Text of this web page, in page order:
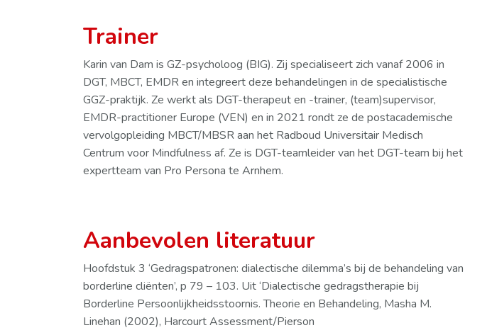
Trainer
Karin van Dam is GZ-psycholoog (BIG). Zij specialiseert zich vanaf 2006 in
DGT, MBCT, EMDR en integreert deze behandelingen in de specialistische
GGZ-praktijk. Ze werkt als DGT-therapeut en -trainer, (team)supervisor,
EMDR-practitioner Europe (VEN) en in 2021 rondt ze de postacademische
vervolgopleiding MBCT/MBSR aan het Radboud Universitair Medisch
Centrum voor Mindfulness af. Ze is DGT-teamleider van het DGT-team bij het
expertteam van Pro Persona te Arnhem.
Aanbevolen literatuur
Hoofdstuk 3 ‘Gedragspatronen: dialectische dilemma’s bij de behandeling van
borderline cliënten’, p 79 – 103. Uit ‘Dialectische gedragstherapie bij
Borderline Persoonlijkheidsstoornis. Theorie en Behandeling, Masha M.
Linehan (2002), Harcourt Assessment/Pierson